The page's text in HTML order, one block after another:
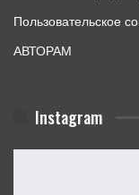
Пользовательское
АВТОРАМ
Instagram